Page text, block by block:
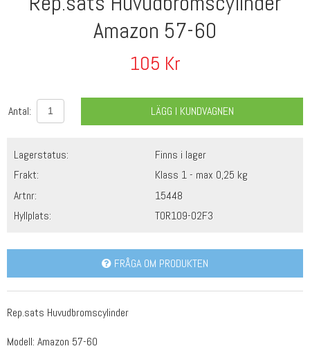
Amazon 57-60
105 Kr
Antal: LÄGG I KUNDVAGNEN
Lagerstatus:
Finns i lager
Frakt:
Klass 1 - max 0,25 kg
Artnr:
15448
Hyllplats:
TOR109-02F3
FRÅGA OM PRODUKTEN
Rep.sats Huvudbromscylinder
Modell: Amazon 57-60